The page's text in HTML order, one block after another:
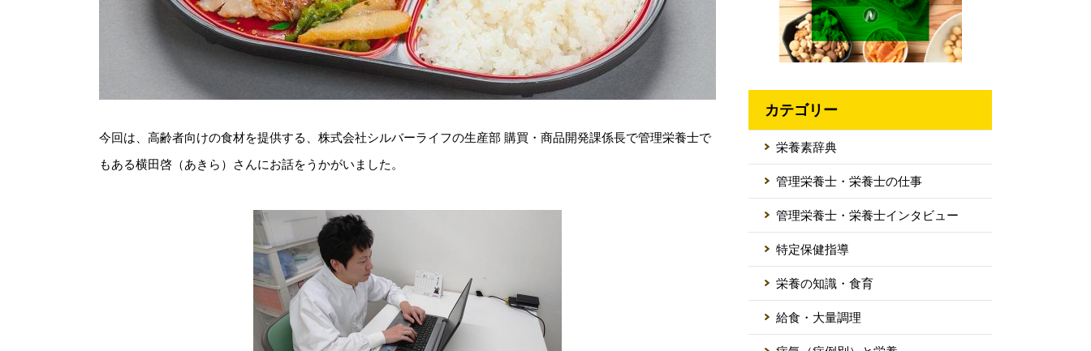
今回は、高齢者向けの食材を提供する、株式会社シルバーライフの生産部 購買・商品開発課係長で管理栄養士で
もある横田啓（あきら）さんにお話をうかがいました。
カテゴリー
栄養素辞典
管理栄養士・栄養士の仕事
管理栄養士・栄養士インタビュー
特定保健指導
栄養の知識・食育
給食・大量調理